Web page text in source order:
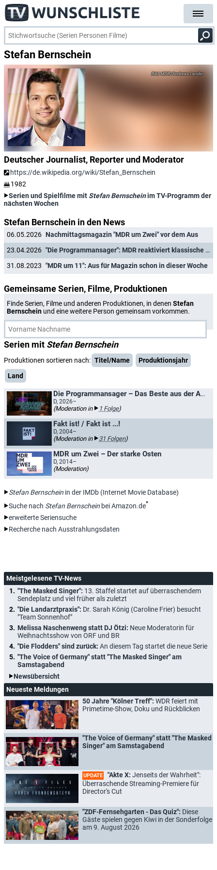
Stefan Bernschein
MDR/Andreas Lander
Deutscher Journalist, Reporter und Moderator
https://de.wikipedia.org/wiki/Stefan_Bernschein
1982
Serien und Spielfilme mit Stefan Bernscheinim TV-Programm der
nächsten Wochen
Stefan Bernschein in den News
06.05.2026 Nachmittagsmagazin "MDR um Zwei" vor dem Aus
23.04.2026
"Die Programmansager": MDR reaktiviert klassische TV-Tradition für neues Magazin
31.08.2023 "MDR um 11": Aus für Magazin schon in dieser Woche
Gemeinsame Serien, Filme, Produktionen
Finde Serien, Filme und anderen Produktionen, in denen Stefan
Bernschein und eine weitere Person gemeinsam vorkommen.
Serien mit Stefan Bernschein
Produktionen sortieren nach: Titel/Name
Produktionsjahr
Land
Die Programmansager – Das Beste aus der ARD Mediathek
D, 2026–
(Moderation in 1 Folge)
Fakt ist! / Fakt ist ...!
D, 2004–
(Moderation in 31 Folgen)
MDR um Zwei – Der starke Osten
D, 2014–
(Moderation)
Stefan Bernschein in der IMDb (Internet Movie Database)
Suche nach Stefan Bernschein bei Amazon.de*
erweiterte Seriensuche
Recherche nach Ausstrahlungsdaten
Meistgelesene TV-News
"The Masked Singer": 13. Staffel startet auf überraschendem
Sendeplatz und viel früher als zuletzt
"Die Landarztpraxis": Dr. Sarah König (Caroline Frier) besucht
"Team Sonnenhof"
Melissa Naschenweng statt DJ Ötzi: Neue Moderatorin für
Weihnachtsshow von ORF und BR
"Die Flodders" sind zurück: An diesem Tag startet die neue Serie
"The Voice of Germany" statt "The Masked Singer" am
Samstagabend
Newsübersicht
Neueste Meldungen
50 Jahre "Kölner Treff": WDR feiert mit
Primetime-Show, Doku und Rückblicken
"The Voice of Germany" statt "The Masked
Singer" am Samstagabend
UPDATE "Akte X: Jenseits der Wahrheit":
Überraschende Streaming-Premiere für
Director's Cut
"ZDF-Fernsehgarten - Das Quiz": Diese
Gäste spielen gegen Kiwi in der Sonderfolge
am 9. August 2026